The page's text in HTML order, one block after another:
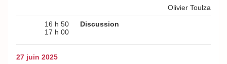
Olivier Toulza
16 h 50
17 h 00
Discussion
27 juin 2025